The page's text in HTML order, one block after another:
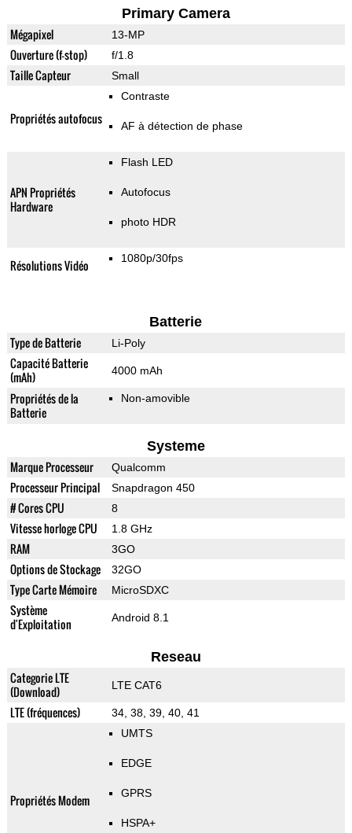
Primary Camera
Mégapixel 13-MP
Ouverture (f-stop) f/1.8
Taille Capteur Small
Propriétés autofocus
Contraste
AF à détection de phase
APN Propriétés
Hardware
Flash LED
Autofocus
photo HDR
Résolutions Vidéo 1080p/30fps
Batterie
Type de Batterie Li-Poly
Capacité Batterie
(mAh)
4000 mAh
Propriétés de la
Batterie
Non-amovible
Systeme
Marque Processeur Qualcomm
Processeur Principal Snapdragon 450
# Cores CPU 8
Vitesse horloge CPU 1.8 GHz
RAM 3GO
Options de Stockage 32GO
Type Carte Mémoire MicroSDXC
Système
d'Exploitation
Android 8.1
Reseau
Categorie LTE
(Download)
LTE CAT6
LTE (fréquences) 34, 38, 39, 40, 41
Propriétés Modem
UMTS
EDGE
GPRS
HSPA+